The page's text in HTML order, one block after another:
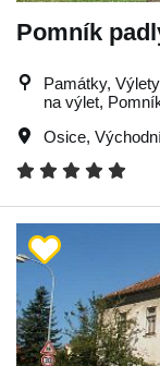
Pomník
Památky,
na výlet,
Osice,